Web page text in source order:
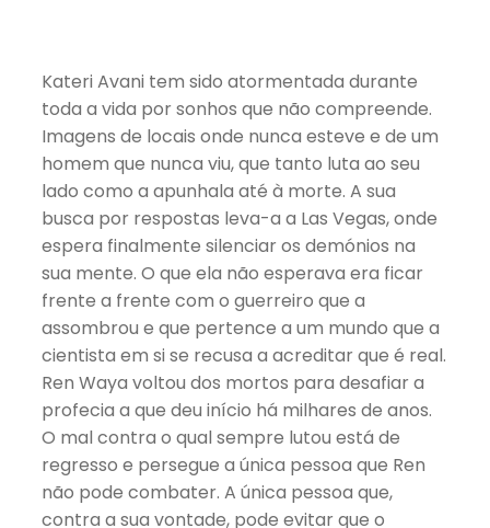
Kateri Avani tem sido atormentada durante
toda a vida por sonhos que não compreende.
Imagens de locais onde nunca esteve e de um
homem que nunca viu, que tanto luta ao seu
lado como a apunhala até à morte. A sua
busca por respostas leva-a a Las Vegas, onde
espera finalmente silenciar os demónios na
sua mente. O que ela não esperava era ficar
frente a frente com o guerreiro que a
assombrou e que pertence a um mundo que a
cientista em si se recusa a acreditar que é real.
Ren Waya voltou dos mortos para desafiar a
profecia a que deu início há milhares de anos.
O mal contra o qual sempre lutou está de
regresso e persegue a única pessoa que Ren
não pode combater. A única pessoa que,
contra a sua vontade, pode evitar que o